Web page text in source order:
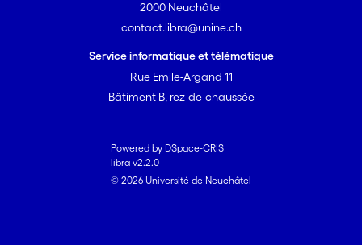
2000 Neuchâtel
contact.libra@unine.ch
Service informatique et télématique
Rue Emile-Argand 11
Bâtiment B, rez-de-chaussée
Powered by DSpace-CRIS
libra v2.2.0
© 2026 Université de Neuchâtel